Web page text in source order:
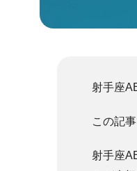
射手座
この記事
射手座